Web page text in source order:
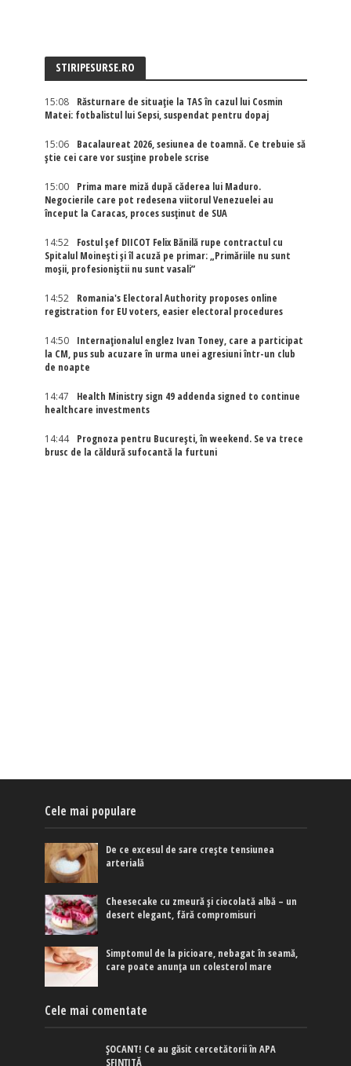
STIRIPESURSE.RO
15:08
Răsturnare de situație la TAS în cazul lui Cosmin
Matei: fotbalistul lui Sepsi, suspendat pentru dopaj
15:06
Bacalaureat 2026, sesiunea de toamnă. Ce trebuie să
știe cei care vor susține probele scrise
15:00
Prima mare miză după căderea lui Maduro.
Negocierile care pot redesena viitorul Venezuelei au
început la Caracas, proces susținut de SUA
14:52
Fostul șef DIICOT Felix Bănilă rupe contractul cu
Spitalul Moinești și îl acuză pe primar: „Primăriile nu sunt
moșii, profesioniștii nu sunt vasali”
14:52
Romania's Electoral Authority proposes online
registration for EU voters, easier electoral procedures
14:50
Internaţionalul englez Ivan Toney, care a participat
la CM, pus sub acuzare în urma unei agresiuni într-un club
de noapte
14:47
Health Ministry sign 49 addenda signed to continue
healthcare investments
14:44
Prognoza pentru București, în weekend. Se va trece
brusc de la căldură sufocantă la furtuni
Cele mai populare
De ce excesul de sare crește tensiunea
arterială
Cheesecake cu zmeură și ciocolată albă – un
desert elegant, fără compromisuri
Simptomul de la picioare, nebagat în seamă,
care poate anunța un colesterol mare
Cele mai comentate
ȘOCANT! Ce au găsit cercetătorii în APA
SFINȚITĂ